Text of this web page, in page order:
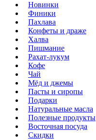
Новинки
Финики
Пахлава
Конфеты и драже
Халва
Пишмание
Рахат-лукум
Кофе
Чай
Мёд и джемы
Пасты и сиропы
Подарки
Натуральные масла
Полезные продукты
Восточная посуда
Скидки